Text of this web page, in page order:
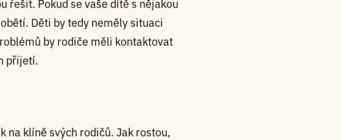
Děti by tedy neměly situaci
by rodiče měli kontaktovat
přijetí.
na klíně svých rodičů. Jak rostou,